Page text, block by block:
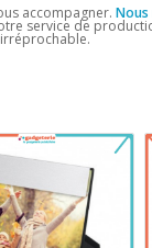
accompagner.
service de
irréprochable.